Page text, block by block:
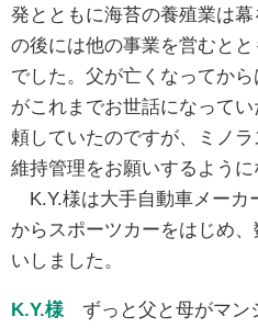
発とともに海苔の養殖業は
の後には他の事業を営むと
でした。父が亡くなってか
がこれまでお世話になって
頼していたのですが、ミノラ
維持管理をお願いするように
K.Y.様は大手自動車メーカ
からスポーツカーをはじめ
いしました。
K.Y.様 ずっと父と母がマン